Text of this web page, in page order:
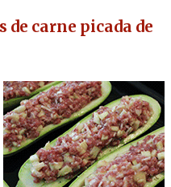
de carne picada de